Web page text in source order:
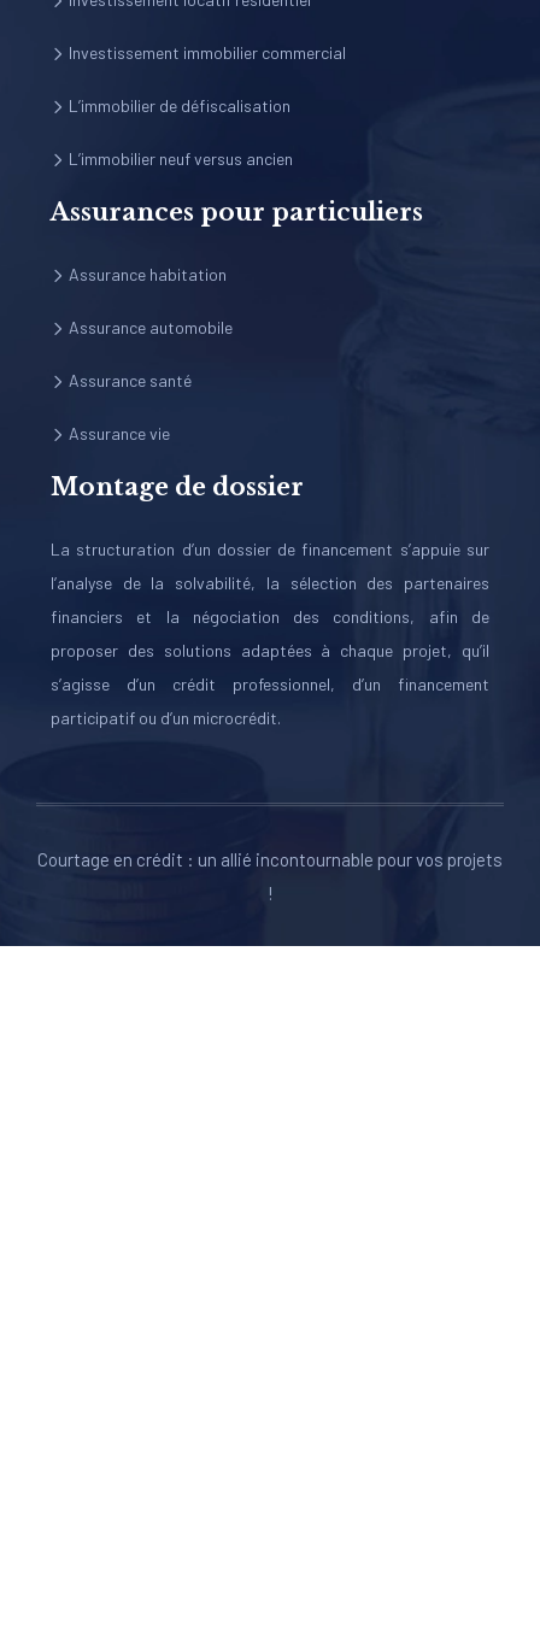
Investissement immobilier commercial
L’immobilier de défiscalisation
L’immobilier neuf versus ancien
Assurances pour particuliers
Assurance habitation
Assurance automobile
Assurance santé
Assurance vie
Montage de dossier
La structuration d’un dossier de financement s’appuie sur
l’analyse de la solvabilité, la sélection des partenaires
financiers et la négociation des conditions, afin de
proposer des solutions adaptées à chaque projet, qu’il
s’agisse d’un crédit professionnel, d’un financement
participatif ou d’un microcrédit.
Courtage en crédit : un allié incontournable pour vos projets
!